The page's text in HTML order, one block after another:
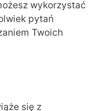
wykorzystać
pytań
Twoich
się z